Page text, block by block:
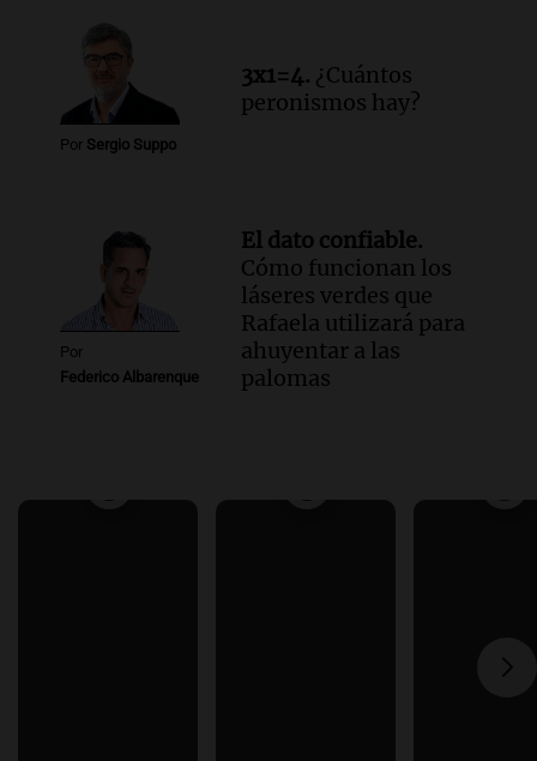
Por Sergio Suppo
3x1=4. ¿Cuántos
peronismos hay?
Por
Federico Albarenque
El dato confiable.
Cómo funcionan los
láseres verdes que
Rafaela utilizará para
ahuyentar a las
palomas